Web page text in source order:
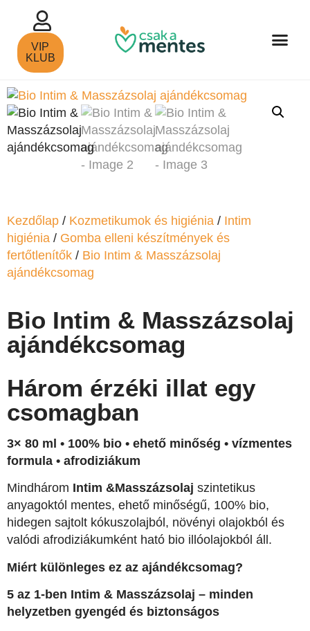
VIP
KLUB
Kezdőlap / Kozmetikumok és higiénia / Intim
higiénia / Gomba elleni készítmények és
fertőtlenítők / Bio Intim & Masszázsolaj
ajándékcsomag
Bio Intim & Masszázsolaj
ajándékcsomag
Három érzéki illat egy
csomagban
3× 80 ml • 100% bio • ehető minőség • vízmentes
formula • afrodiziákum
Mindhárom Intim &Masszázsolaj szintetikus
anyagoktól mentes, ehető minőségű, 100% bio,
hidegen sajtolt kókuszolajból, növényi olajokból és
valódi afrodiziákumként ható bio illóolajokból áll.
Miért különleges ez az ajándékcsomag?
5 az 1-ben Intim & Masszázsolaj – minden
helyzetben gyengéd és biztonságos